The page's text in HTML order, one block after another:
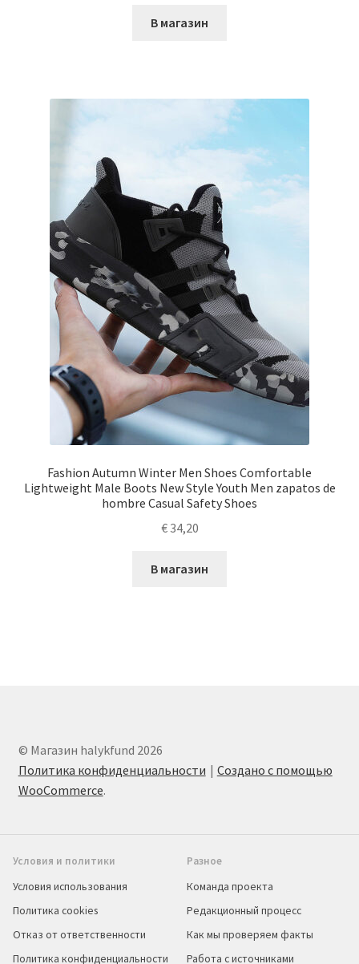
В магазин
Fashion Autumn Winter Men Shoes Comfortable
Lightweight Male Boots New Style Youth Men zapatos de
hombre Casual Safety Shoes
€34,20
В магазин
© Магазин halykfund 2026
Политика конфиденциальности
Создано с помощью
WooCommerce.
Условия и политики
Условия использования
Политика cookies
Отказ от ответственности
Политика конфиденциальности
Разное
Команда проекта
Редакционный процесс
Как мы проверяем факты
Работа с источниками